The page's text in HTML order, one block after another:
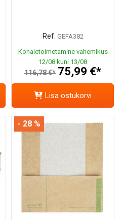
Ref. GEFA382
Kohaletoimetamine vahemikus
12/08 kuni 13/08
116,78 €* 75,99 €*
Lisa ostukorvi
- 28 %